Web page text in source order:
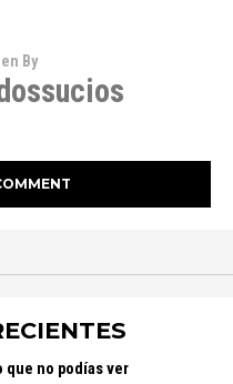
By
que no podías ver